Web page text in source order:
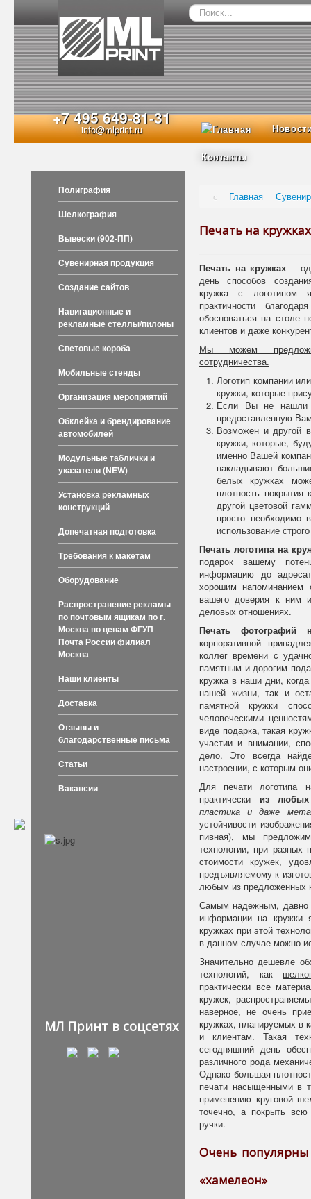
+7 495 649-81-31
info@mlprint.ru
Искать...
Контакты
Полиграфия
Шелкография
Вывески (902-ПП)
Сувенирная продукция
Создание сайтов
Навигационные и
рекламные стеллы/пилоны
Световые короба
Мобильные стенды
Организация мероприятий
Обклейка и брендирование
автомобилей
Модульные таблички и
указатели (NEW)
Установка рекламных
конструкций
Допечатная подготовка
Требования к макетам
Оборудование
Распространение рекламы
по почтовым ящикам по г.
Москва по ценам ФГУП
Почта России филиал
Москва
Наши клиенты
Доставка
Отзывы и
благодарственные письма
Статьи
Вакансии
МЛ Принт в соцсетях
Главная
Печать на
Печать на кружках –
день способов
кружка с логотипом
практичности
обосноваться на столе
клиентов и даже
Мы можем
сотрудничества.
Логотип компании
кружки, которые
Если Вы не нашли
предоставленную
Возможен и другой
кружки, которые,
именно Вашей
накладывают
белых кружках
плотность покрытия
другой цветовой
просто необходимо
использование
Печать логотипа на
подарок вашему
информацию до
хорошим напоминанием
вашего доверия к ним
деловых отношениях.
Печать
корпоративной
коллег времени с
памятным и дорогим
кружка в наши дни,
нашей жизни, так и
памятной кружки
человеческими
виде подарка, такая
участии и внимании,
дело. Это всегда
настроении, с которым
Для печати логотипа
практически из любых
пластика и даже
устойчивости
пивная), мы
технологии, при разных
стоимости кружек,
предъявляемому к
любым из предложенных
Самым надежным, давно
информации на кружки
кружках при этой
в данном случае можно
Значительно дешевле
технологий, как
практически все
кружек,
наверное, не очень
кружках, планируемых в
и клиентам. Такая
сегодняшний день
различного рода
Однако большая
печати насыщенными в
применению круговой
точечно, а покрыть
ручки.
Очень популярны
«хамелеон»